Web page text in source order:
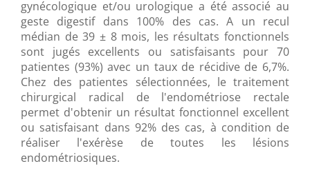
gynécologique et/ou urologique a été associé au
geste digestif dans 100% des cas. A un recul
médian de 39 ± 8 mois, les résultats fonctionnels
sont jugés excellents ou satisfaisants pour 70
patientes (93%) avec un taux de récidive de 6,7%.
Chez des patientes sélectionnées, le traitement
chirurgical radical de l'endométriose rectale
permet d'obtenir un résultat fonctionnel excellent
ou satisfaisant dans 92% des cas, à condition de
réaliser l'exérèse de toutes les lésions
endométriosiques.